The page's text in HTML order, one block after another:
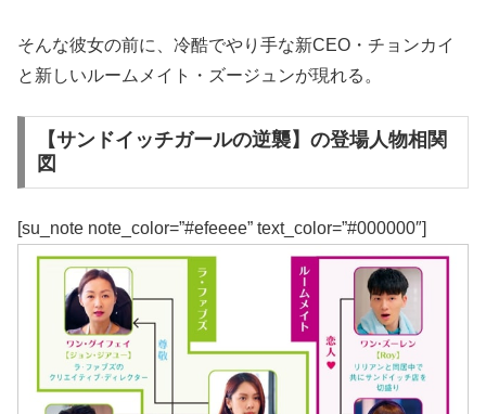
そんな彼女の前に、冷酷でやり手な新CEO・チョンカイ
と新しいルームメイト・ズージュンが現れる。
【サンドイッチガールの逆襲】の登場人物相関
図
[su_note note_color=”#efeeee” text_color=”#000000″]